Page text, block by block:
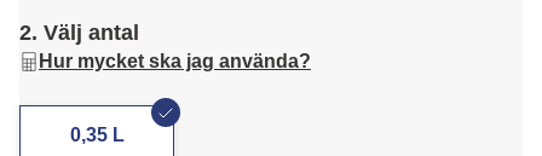
2. Välj antal
Hur mycket ska jag använda?
0,35 L